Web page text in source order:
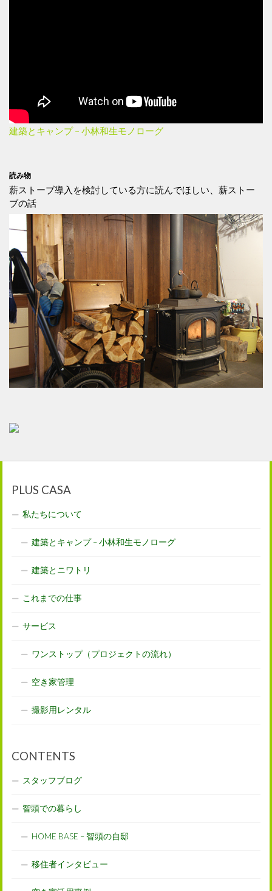
建築とキャンプ – 小林和生モノローグ
読み物
薪ストーブ導入を検討している方に読んでほしい、薪ストー
ブの話
PLUS CASA
私たちについて
建築とキャンプ – 小林和生モノローグ
建築とニワトリ
これまでの仕事
サービス
ワンストップ（プロジェクトの流れ）
空き家管理
撮影用レンタル
CONTENTS
スタッフブログ
智頭での暮らし
HOME BASE – 智頭の自邸
移住者インタビュー